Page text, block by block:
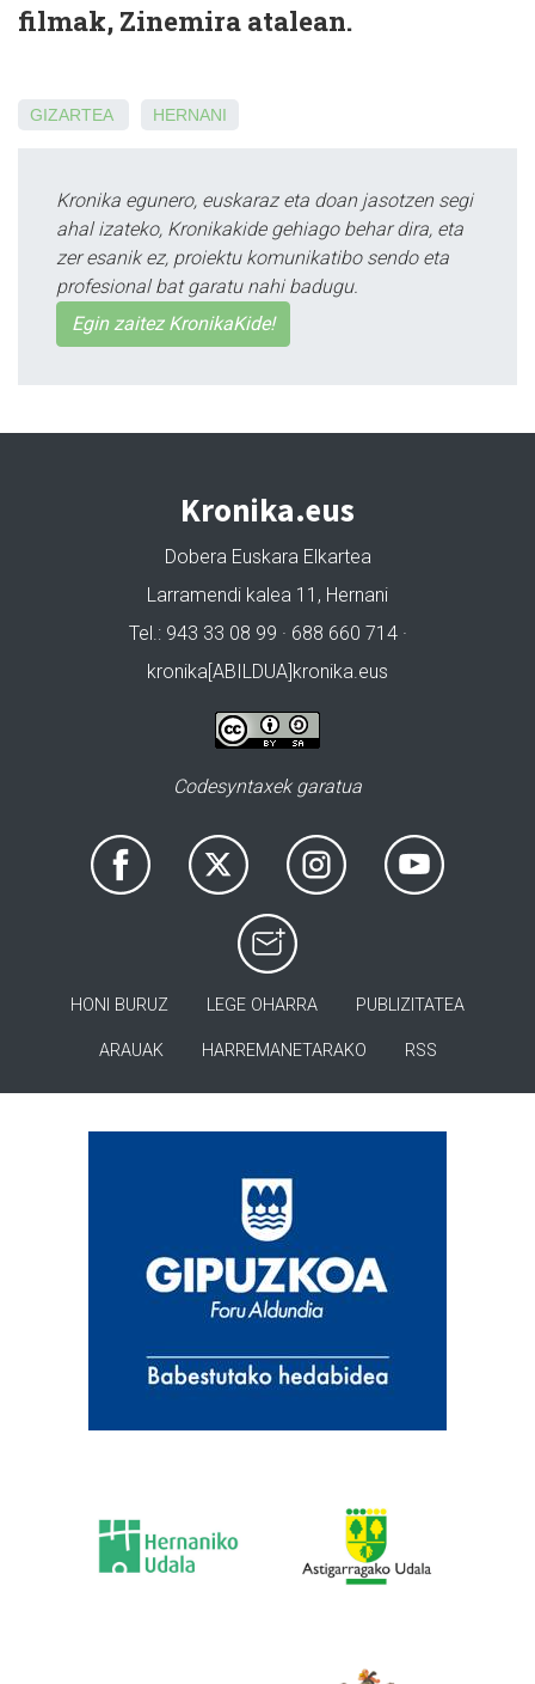
filmak, Zinemira atalean.
GIZARTEA HERNANI
Kronika egunero, euskaraz eta doan jasotzen segi
ahal izateko, Kronikakide gehiago behar dira, eta
zer esanik ez, proiektu komunikatibo sendo eta
profesional bat garatu nahi badugu.
Egin zaitez KronikaKide!
Kronika.eus
Dobera Euskara Elkartea
Larramendi kalea 11, Hernani
Tel.: 943 33 08 99 · 688 660 714 ·
kronika[ABILDUA]kronika.eus
Codesyntaxek garatua
HONI BURUZ LEGE OHARRA PUBLIZITATEA
ARAUAK HARREMANETARAKO RSS